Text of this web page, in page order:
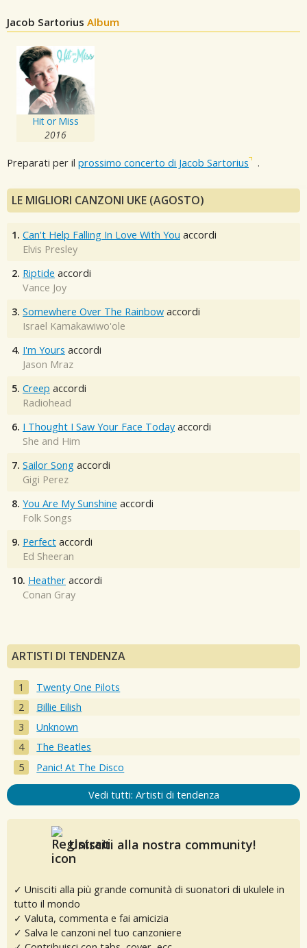
Jacob Sartorius Album
Hit or Miss
2016
Preparati per il prossimo concerto di Jacob Sartorius .
LE MIGLIORI CANZONI UKE (AGOSTO)
1. Can't Help Falling In Love With You accordi
Elvis Presley
2. Riptide accordi
Vance Joy
3. Somewhere Over The Rainbow accordi
Israel Kamakawiwo'ole
4. I'm Yours accordi
Jason Mraz
5. Creep accordi
Radiohead
6. I Thought I Saw Your Face Today accordi
She and Him
7. Sailor Song accordi
Gigi Perez
8. You Are My Sunshine accordi
Folk Songs
9. Perfect accordi
Ed Sheeran
10. Heather accordi
Conan Gray
ARTISTI DI TENDENZA
Twenty One Pilots
Billie Eilish
Unknown
The Beatles
Panic! At The Disco
Vedi tutti: Artisti di tendenza
Unisciti alla nostra community!
✓ Unisciti alla più grande comunità di suonatori di ukulele in
tutto il mondo
✓ Valuta, commenta e fai amicizia
✓ Salva le canzoni nel tuo canzoniere